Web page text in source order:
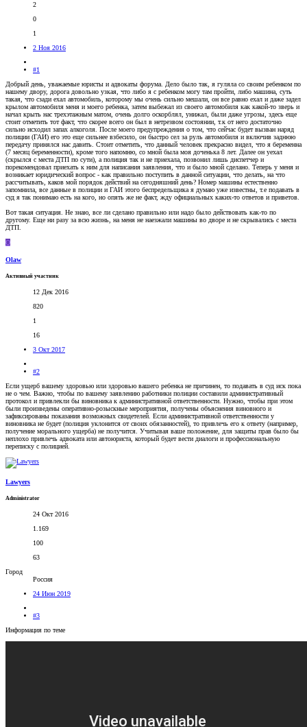
2
0
1
2 Ноя 2016
#1
Добрый день, уважаемые юристы и адвокаты форума. Дело было так, я гуляла со своим ребенком по
нашему двору, дорога довольно узкая, что либо я с ребенком могу там пройти, либо машина, суть
такая, что сзади ехал автомобиль, которому мы очень сильно мешали, он все равно ехал и даже задел
крылом автомобиля меня и моего ребенка, затем выбежал из своего автомобиля как какой-то зверь и
начал крыть нас трехэтажным матом, очень долго оскорблял, унижал, были даже угрозы, здесь еще
стоит отметить тот факт, что скорее всего он был в нетрезвом состоянии, т.к от него достаточно
сильно исходил запах алкоголя. После моего предупреждения о том, что сейчас будет вызван наряд
полиции (ГАИ) его это еще сильнее взбесило, он быстро сел за руль автомобиля и включив заднюю
передачу принялся нас давить. Стоит отметить, что данный человек прекрасно видел, что я беременна
(7 месяц беременности), кроме того напомню, со мной была моя доченька 8 лет. Далее он уехал
(скрылся с места ДТП по сути), а полиция так и не приехала, позвонил лишь диспетчер и
порекомендовал приехать к ним для написания заявления, что и было мной сделано. Теперь у меня и
возникает юридический вопрос - как правильно поступить в данной ситуации, что делать, на что
рассчитывать, каков мой порядок действий на сегодняшний день? Номер машины естественно
запомнила, все данные в полиции и ГАИ этого беспредельщика я думаю уже известны, т.е подавать в
суд я так понимаю есть на кого, но опять же не факт, жду официальных каких-то ответов и приветов.
Вот такая ситуация. Не знаю, все ли сделано правильно или надо было действовать как-то по
другому. Еще ни разу за всю жизнь, на меня не наезжали машины во дворе и не скрывались с места
ДТП.
O
Olaw
Активный участник
12 Дек 2016
820
1
16
3 Окт 2017
#2
Если ущерб вашему здоровью или здоровью вашего ребенка не причинен, то подавать в суд иск пока
не о чем. Важно, чтобы по вашему заявлению работники полиции составили административный
протокол и привлекли бы виновника к административной ответственности. Нужно, чтобы при этом
были произведены оперативно-розыскные мероприятия, получены объяснения виновного и
зафиксированы показания возможных свидетелей. Если административной ответственности у
виновника не будет (полиция уклонится от своих обязанностей), то привлечь его к ответу (например,
получение морального ущерба) не получится. Учитывая ваше положение, для защиты прав было бы
неплохо привлечь адвоката или автоюриста, который будет вести диалоги и профессиональную
переписку с полицией.
Lawyers
Administrator
24 Окт 2016
1.169
100
63
Город
Россия
24 Июн 2019
#3
Информация по теме